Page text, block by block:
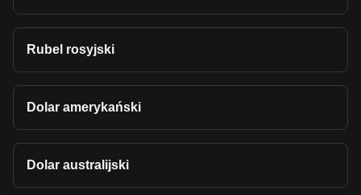
Rubel rosyjski
Dolar amerykański
Dolar australijski